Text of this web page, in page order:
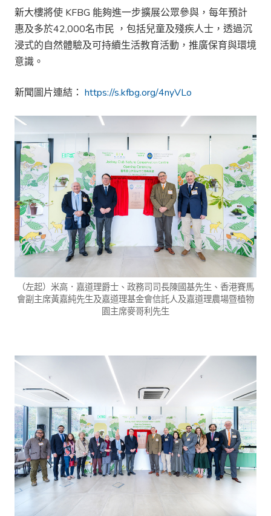
新大樓將使 KFBG 能夠進一步擴展公眾參與，每年預計
惠及多於42,000名市民 ，包括兒童及殘疾人士，透過沉
浸式的自然體驗及可持續生活教育活動，推廣保育與環境
意識。
新聞圖片連結： https://s.kfbg.org/4nyVLo
（左起）米高．嘉道理爵士、政務司司長陳國基先生、香港賽馬
會副主席黃嘉純先生及嘉道理基金會信託人及嘉道理農場暨植物
園主席麥哥利先生